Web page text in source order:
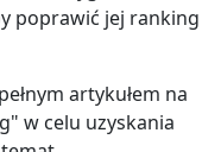
poprawić jej ranking
artykułem na
w celu uzyskania